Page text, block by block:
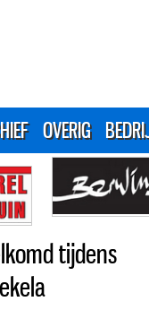
OVERIG
tijdens